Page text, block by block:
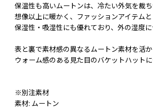
保温性も高いムートンは、冷たい外気を裁
想像以上に暖かく、ファッションアイテム
保湿性・吸湿性にも優れており、外の湿度
表と裏で素材感の異なるムートン素材を活
ウォーム感のある見た目のバケットハットに
※別注素材
素材: ムートン